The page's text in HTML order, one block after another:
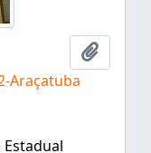
Ajouter
Araçatuba